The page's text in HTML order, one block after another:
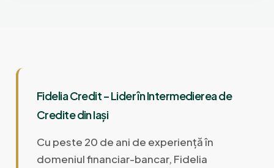
Fidelia Credit – Lider în Intermedierea de
Credite din Iași
Cu peste 20 de ani de experiență în
domeniul financiar-bancar, Fidelia